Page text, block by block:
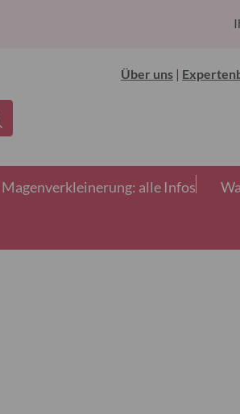
Über uns |
Magenverkleinerung: alle Infos